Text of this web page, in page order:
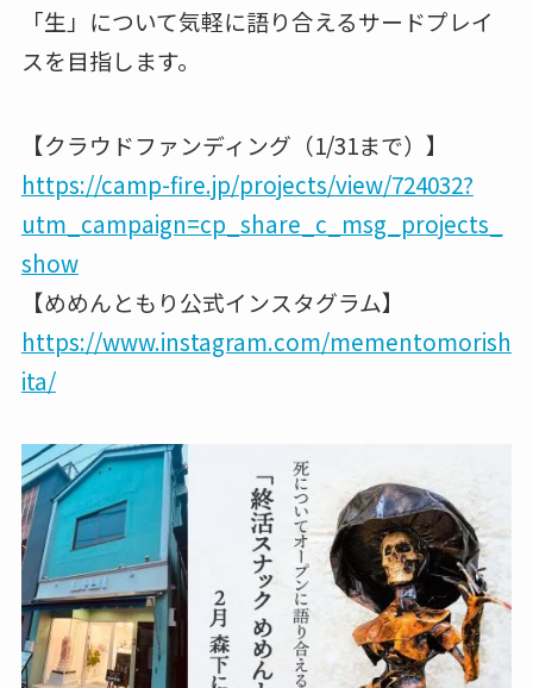
「生」について気軽に語り合えるサードプレイ
スを目指します。
【クラウドファンディング（1/31まで）】
https://camp-fire.jp/projects/view/724032?
utm_campaign=cp_share_c_msg_projects_
show
【めめんともり公式インスタグラム】
https://www.instagram.com/mementomorish
ita/